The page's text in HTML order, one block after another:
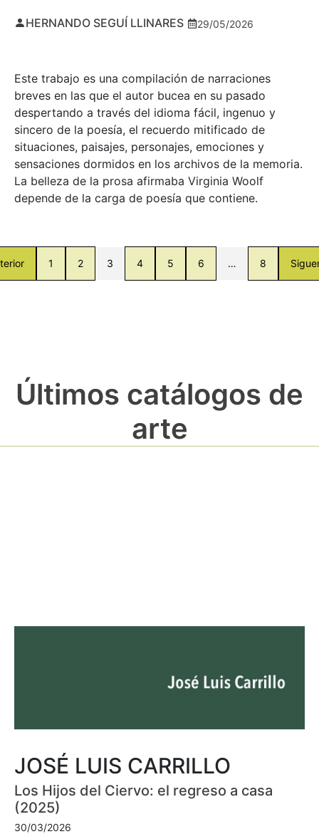
HERNANDO SEGUÍ LLINARES 29/05/2026
Este trabajo es una compilación de narraciones
breves en las que el autor bucea en su pasado
despertando a través del idioma fácil, ingenuo y
sincero de la poesía, el recuerdo mitificado de
situaciones, paisajes, personajes, emociones y
sensaciones dormidos en los archivos de la memoria.
La belleza de la prosa afirmaba Virginia Woolf
depende de la carga de poesía que contiene.
1 2 3 4 5 6 … 8
Últimos catálogos de
arte
JOSÉ LUIS CARRILLO
Los Hijos del Ciervo: el regreso a casa
(2025)
30/03/2026